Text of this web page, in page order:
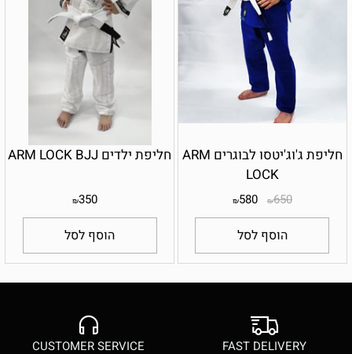
חליפת ג'וג'יטסו לבוגרים ARM
LOCK
₪650
₪580
הוסף לסל
חליפת ילדים ARM LOCK BJJ
₪350
הוסף לסל
FAST DELIVERY
CUSTOMER SERVICE